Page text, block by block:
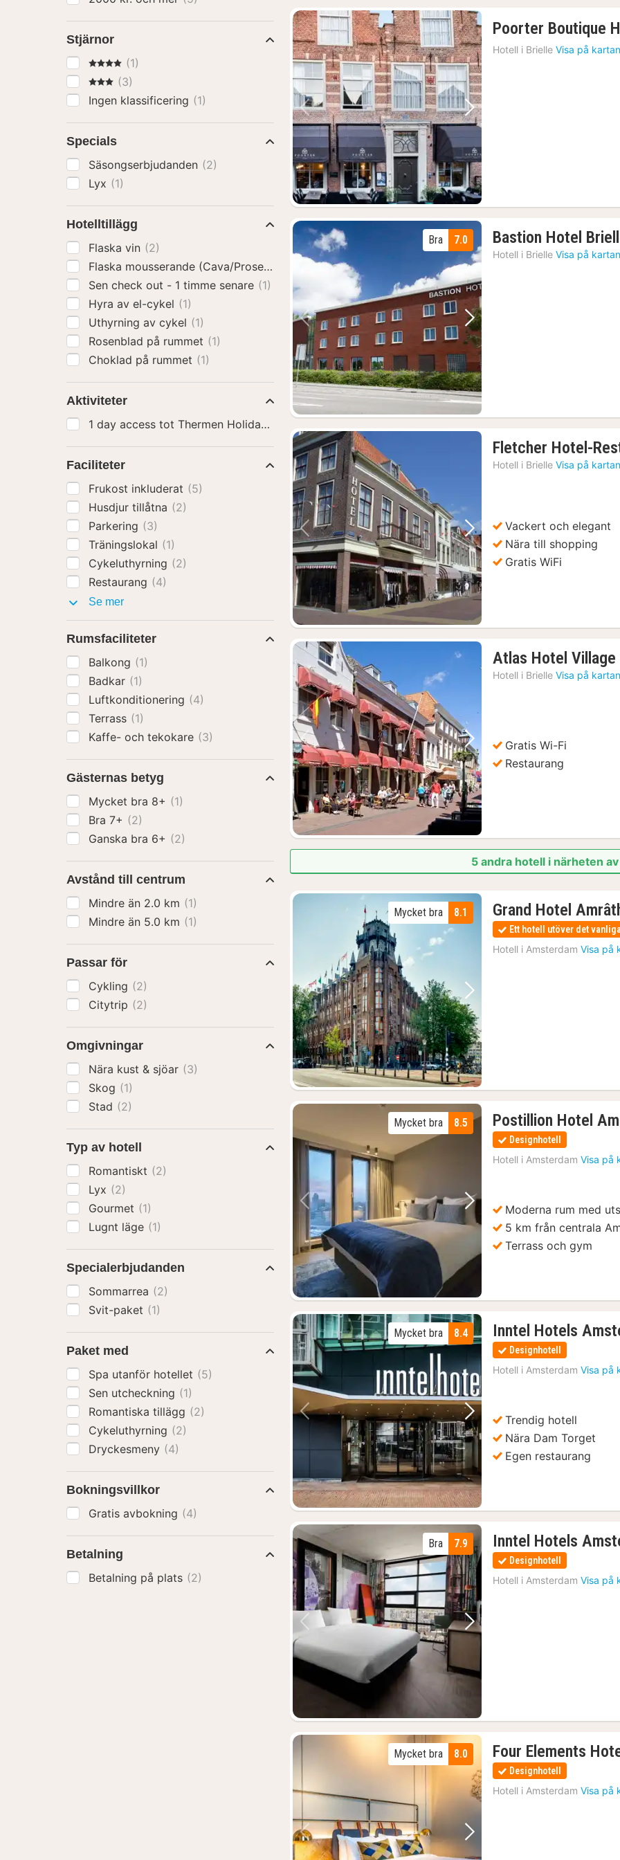
Föregående bild Nästa bild
Poorter Boutique
Hotell i Brielle Visa på kartan
Föregående bild Nästa bild
7.0
Bra Bastion Hotel
Hotell i Brielle Visa på kartan
Föregående bild Nästa bild
Fletcher Hotel-
Hotell i Brielle Visa på kartan
Vackert och elegant
Nära till shopping
Gratis WiFi
Föregående bild Nästa bild
Atlas Hotel Village
Hotell i Brielle Visa på kartan
Gratis Wi-Fi
Restaurang
5 andra hotell i närheten
Föregående bild Nästa bild
8.1
Mycket bra Grand Hotel
Ett hotell utöver det vanliga
Hotell i Amsterdam Visa på
Föregående bild Nästa bild
8.5
Mycket bra Postillion Hotel
Designhotell
Hotell i Amsterdam Visa på
Moderna rum med
5 km från centrala
Terrass och gym
Föregående bild Nästa bild
8.4
Mycket bra Inntel Hotels
Designhotell
Hotell i Amsterdam Visa på
Trendig hotell
Nära Dam Torget
Egen restaurang
Föregående bild Nästa bild
7.9
Bra Inntel Hotels
Designhotell
Hotell i Amsterdam Visa på
Föregående bild Nästa bild
8.0
Mycket bra Four Elements
Designhotell
Hotell i Amsterdam Visa på
Stjärnor
4 Stjärnor
(1)
3 Stjärnor
(3)
Ingen klassificering (1)
Specials
Säsongserbjudanden (2)
Lyx (1)
Hotelltillägg
Flaska vin (2)
Flaska mousserande (Cava/Prosecco)
Sen check out - 1 timme senare (1)
Hyra av el-cykel (1)
Uthyrning av cykel (1)
Rosenblad på rummet (1)
Choklad på rummet (1)
Aktiviteter
1 day access tot Thermen Holiday
Faciliteter
Frukost inkluderat (5)
Husdjur tillåtna (2)
Parkering (3)
Träningslokal (1)
Cykeluthyrning (2)
Restaurang (4)
Se merFaciliteter
Rumsfaciliteter
Balkong (1)
Badkar (1)
Luftkonditionering (4)
Terrass (1)
Kaffe- och tekokare (3)
Gästernas betyg
Mycket bra 8+ (1)
Bra 7+ (2)
Ganska bra 6+ (2)
Avstånd till centrum
Mindre än 2.0 km (1)
Mindre än 5.0 km (1)
Passar för
Cykling (2)
Citytrip (2)
Omgivningar
Nära kust & sjöar (3)
Skog (1)
Stad (2)
Typ av hotell
Romantiskt (2)
Lyx (2)
Gourmet (1)
Lugnt läge (1)
Specialerbjudanden
Sommarrea (2)
Svit-paket (1)
Paket med
Spa utanför hotellet (5)
Sen utcheckning (1)
Romantiska tillägg (2)
Cykeluthyrning (2)
Dryckesmeny (4)
Bokningsvillkor
Gratis avbokning (4)
Betalning
Betalning på plats (2)